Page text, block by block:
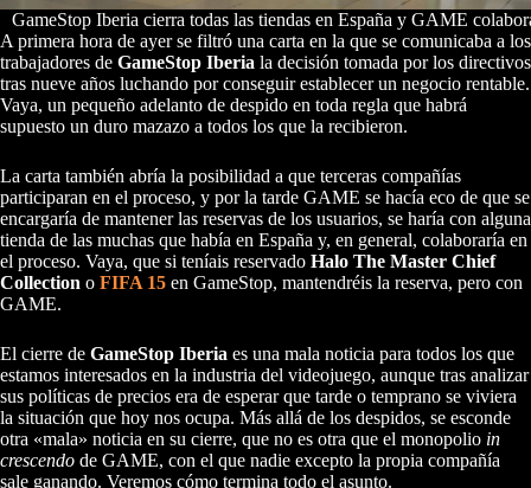
GameStop Iberia cierra todas las tiendas en España y GAME
A primera hora de ayer se filtró una carta en la que se comunicaba a los
trabajadores de GameStop Iberia la decisión tomada por los directivos
tras nueve años luchando por conseguir establecer un negocio rentable.
Vaya, un pequeño adelanto de despido en toda regla que habrá
supuesto un duro mazazo a todos los que la recibieron.
La carta también abría la posibilidad a que terceras compañías
participaran en el proceso, y por la tarde GAME se hacía eco de que se
encargaría de mantener las reservas de los usuarios, se haría con alguna
tienda de las muchas que había en España y, en general, colaboraría en
el proceso. Vaya, que si teníais reservado Halo The Master Chief
Collection o FIFA 15 en GameStop, mantendréis la reserva, pero con
GAME.
El cierre de GameStop Iberia es una mala noticia para todos los que
estamos interesados en la industria del videojuego, aunque tras analizar
sus políticas de precios era de esperar que tarde o temprano se viviera
la situación que hoy nos ocupa. Más allá de los despidos, se esconde
otra «mala» noticia en su cierre, que no es otra que el monopolio in
crescendo de GAME, con el que nadie excepto la propia compañía
sale ganando. Veremos cómo termina todo el asunto.